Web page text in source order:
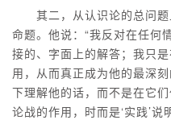
其二，从认识论的总问题
命题。他说：“我反对在任何
接的、字面上的解答；我只
用，从而真正成为他的最深
下理解他的话，而不是在它
论战的作用，时而是‘实践’